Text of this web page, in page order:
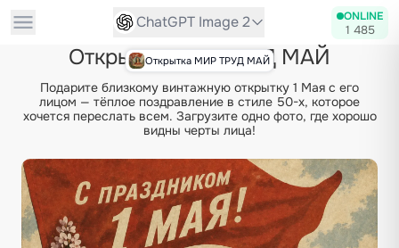
ChatGPT Image 2 ONLINE
1 485
Открытка МИР ТРУД МАЙ
Открытка МИР ТРУД МАЙ
Подарите близкому винтажную открытку 1 Мая с его
лицом — тёплое поздравление в стиле 50-х, которое
хочется переслать всем. Загрузите одно фото, где хорошо
видны черты лица!